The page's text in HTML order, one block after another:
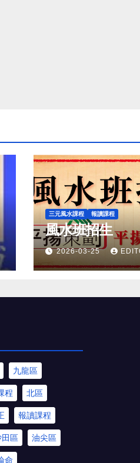
三元風水課程 報讀課程
風水班招生
2026-03-25
九龍區
程 北區
報讀課程
田區 油尖區
命